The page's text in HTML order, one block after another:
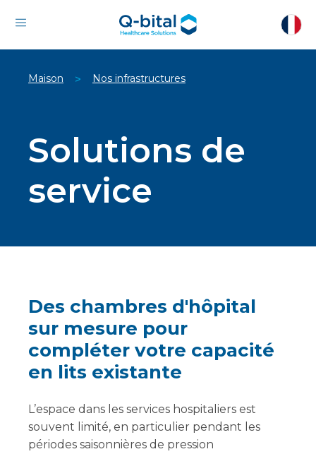
Maison > Nos infrastructures
Solutions de
service
Des chambres d'hôpital
sur mesure pour
compléter votre capacité
en lits existante
L’espace dans les services hospitaliers est
souvent limité, en particulier pendant les
périodes saisonnières de pression